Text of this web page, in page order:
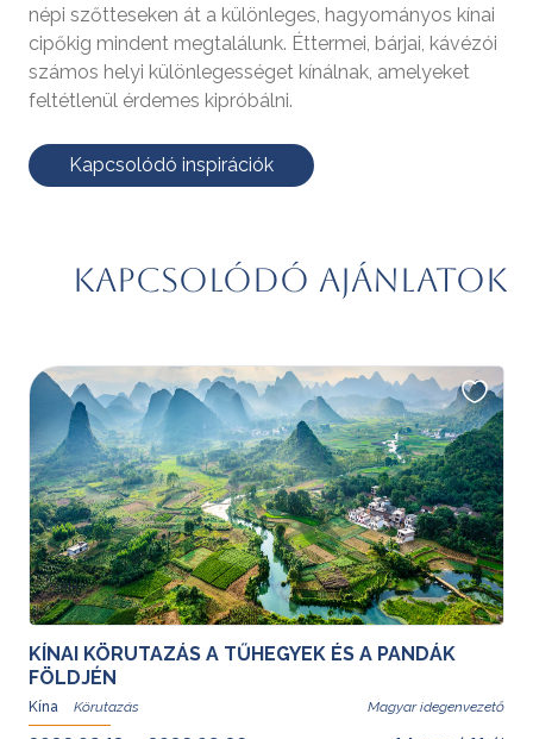
népi szőtteseken át a különleges, hagyományos kínai
cipőkig mindent megtalálunk. Éttermei, bárjai, kávézói
számos helyi különlegességet kínálnak, amelyeket
feltétlenül érdemes kipróbálni.
Kapcsolódó inspirációk
Kapcsolódó ajánlatok
KÍNAI KÖRUTAZÁS A TŰHEGYEK ÉS A PANDÁK
FÖLDJÉN
Kína Magyar idegenvezető